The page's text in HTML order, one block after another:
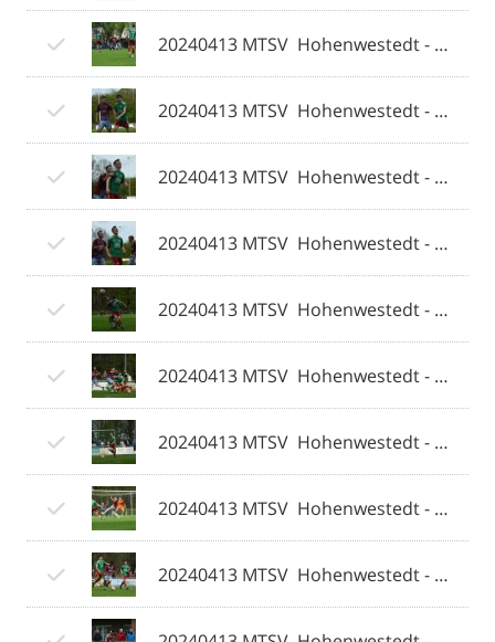
20240413 MTSV  Hohenwestedt - Weiche Flensburg 08 II 071 © 2024 Olaf Wegerich.jpg
20240413 MTSV  Hohenwestedt - Weiche Flensburg 08 II 072 © 2024 Olaf Wegerich.jpg
20240413 MTSV  Hohenwestedt - Weiche Flensburg 08 II 073 © 2024 Olaf Wegerich.jpg
20240413 MTSV  Hohenwestedt - Weiche Flensburg 08 II 074 © 2024 Olaf Wegerich.jpg
20240413 MTSV  Hohenwestedt - Weiche Flensburg 08 II 075 © 2024 Olaf Wegerich.jpg
20240413 MTSV  Hohenwestedt - Weiche Flensburg 08 II 076 © 2024 Olaf Wegerich.jpg
20240413 MTSV  Hohenwestedt - Weiche Flensburg 08 II 077 © 2024 Olaf Wegerich.jpg
20240413 MTSV  Hohenwestedt - Weiche Flensburg 08 II 078 © 2024 Olaf Wegerich.jpg
20240413 MTSV  Hohenwestedt - Weiche Flensburg 08 II 079 © 2024 Olaf Wegerich.jpg